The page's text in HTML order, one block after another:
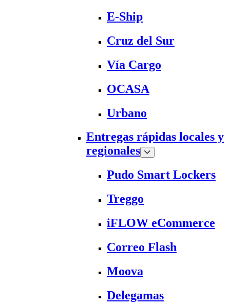
E-Ship
Cruz del Sur
Vía Cargo
OCASA
Urbano
Entregas rápidas locales y
regionales
Pudo Smart Lockers
Treggo
iFLOW eCommerce
Correo Flash
Moova
Delegamas